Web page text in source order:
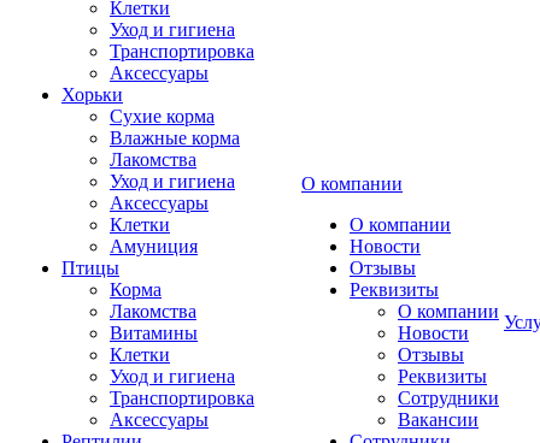
Клетки
Уход и гигиена
Транспортировка
Аксессуары
Хорьки
Сухие корма
Влажные корма
Лакомства
Уход и гигиена
Аксессуары
Клетки
Амуниция
Птицы
Корма
Лакомства
Витамины
Клетки
Уход и гигиена
Транспортировка
Аксессуары
О компании
О компании
Новости
Отзывы
Реквизиты
О компании
Новости
Отзывы
Реквизиты
Сотрудники
Вакансии